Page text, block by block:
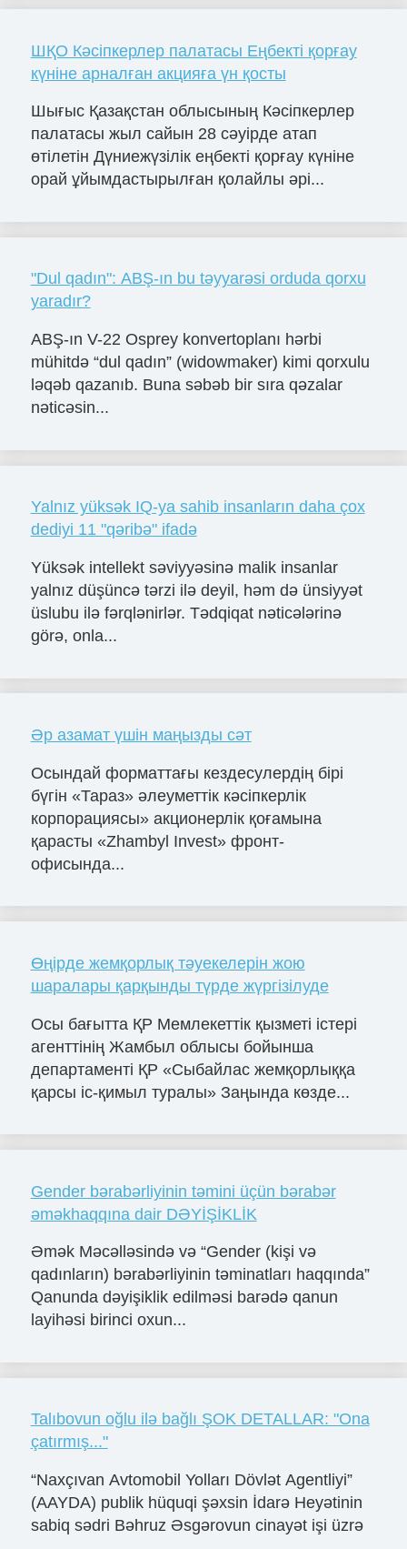
ШҚО Кәсіпкерлер палатасы Еңбекті қорғау
күніне арналған акцияға үн қосты
Шығыс Қазақстан облысының Кәсіпкерлер
палатасы жыл сайын 28 сәуірде атап
өтілетін Дүниежүзілік еңбекті қорғау күніне
орай ұйымдастырылған қолайлы әрі...
"Dul qadın": ABŞ-ın bu təyyarəsi orduda qorxu
yaradır?
ABŞ-ın V-22 Osprey konvertoplanı hərbi
mühitdə “dul qadın” (widowmaker) kimi qorxulu
ləqəb qazanıb. Buna səbəb bir sıra qəzalar
nəticəsin...
Yalnız yüksək IQ-ya sahib insanların daha çox
dediyi 11 "qəribə" ifadə
Yüksək intellekt səviyyəsinə malik insanlar
yalnız düşüncə tərzi ilə deyil, həm də ünsiyyət
üslubu ilə fərqlənirlər. Tədqiqat nəticələrinə
görə, onla...
Әр азамат үшін маңызды сәт
Осындай форматтағы кездесулердің бірі
бүгін «Тараз» әлеуметтік кәсіпкерлік
корпорациясы» акционерлік қоғамына
қарасты «Zhambyl Invest» фронт-
офисында...
Өңірде жемқорлық тәуекелерін жою
шаралары қарқынды түрде жүргізілуде
Осы бағытта ҚР Мемлекеттік қызметі істері
агенттінің Жамбыл облысы бойынша
департаменті ҚР «Сыбайлас жемқорлыққа
қарсы іс-қимыл туралы» Заңында көзде...
Gender bərabərliyinin təmini üçün bərabər
əməkhaqqına dair DƏYİŞİKLİK
Əmək Məcəlləsində və “Gender (kişi və
qadınların) bərabərliyinin təminatları haqqında”
Qanunda dəyişiklik edilməsi barədə qanun
layihəsi birinci oxun...
Talıbovun oğlu ilə bağlı ŞOK DETALLAR: "Ona
çatırmış..."
“Naxçıvan Avtomobil Yolları Dövlət Agentliyi”
(AAYDA) publik hüquqi şəxsin İdarə Heyətinin
sabiq sədri Bəhruz Əsgərovun cinayət işi üzrə